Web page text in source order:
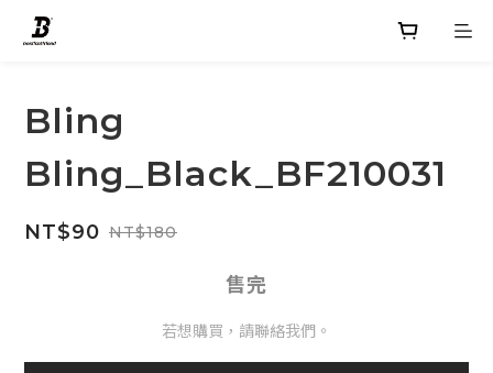
Bling
Bling_Black_BF210031
NT$90 NT$180
售完
若想購買，請聯絡我們。